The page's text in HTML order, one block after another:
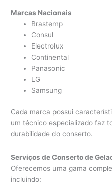
Marcas Nacionais
Brastemp
Consul
Electrolux
Continental
Panasonic
LG
Samsung
Cada marca possui
um técnico especializado faz
durabilidade do conserto.
Serviços de Conserto de
Oferecemos uma gama
incluindo: